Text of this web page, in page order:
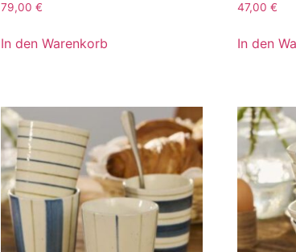
79,00 €
In den Warenkorb
47,00€
In den